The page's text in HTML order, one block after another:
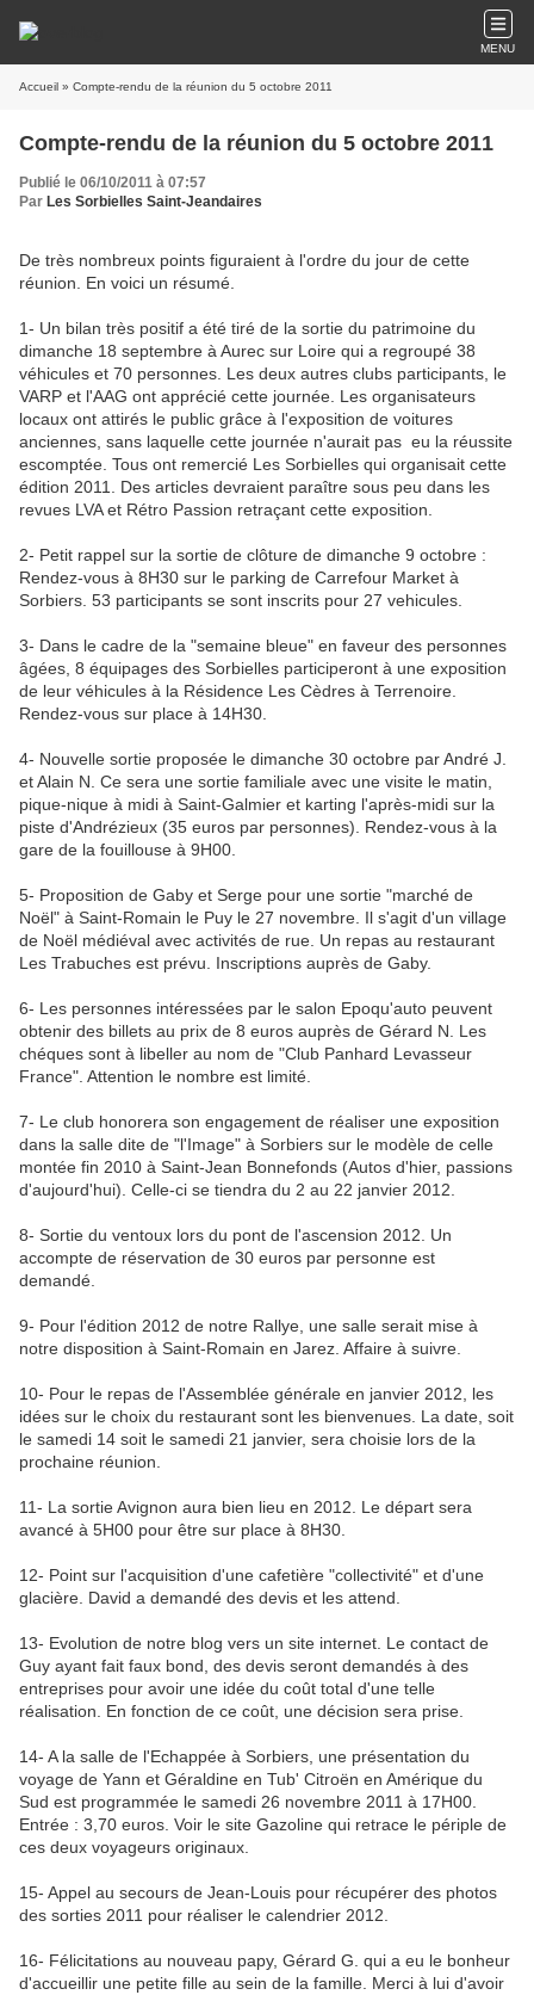
MENU
Accueil » Compte-rendu de la réunion du 5 octobre 2011
Compte-rendu de la réunion du 5 octobre 2011
Publié le 06/10/2011 à 07:57
Par Les Sorbielles Saint-Jeandaires
De très nombreux points figuraient à l'ordre du jour de cette
réunion. En voici un résumé.
1- Un bilan très positif a été tiré de la sortie du patrimoine du
dimanche 18 septembre à Aurec sur Loire qui a regroupé 38
véhicules et 70 personnes. Les deux autres clubs participants, le
VARP et l'AAG ont apprécié cette journée. Les organisateurs
locaux ont attirés le public grâce à l'exposition de voitures
anciennes, sans laquelle cette journée n'aurait pas eu la réussite
escomptée. Tous ont remercié Les Sorbielles qui organisait cette
édition 2011. Des articles devraient paraître sous peu dans les
revues LVA et Rétro Passion retraçant cette exposition.
2- Petit rappel sur la sortie de clôture de dimanche 9 octobre :
Rendez-vous à 8H30 sur le parking de Carrefour Market à
Sorbiers. 53 participants se sont inscrits pour 27 vehicules.
3- Dans le cadre de la "semaine bleue" en faveur des personnes
âgées, 8 équipages des Sorbielles participeront à une exposition
de leur véhicules à la Résidence Les Cèdres à Terrenoire.
Rendez-vous sur place à 14H30.
4- Nouvelle sortie proposée le dimanche 30 octobre par André J.
et Alain N. Ce sera une sortie familiale avec une visite le matin,
pique-nique à midi à Saint-Galmier et karting l'après-midi sur la
piste d'Andrézieux (35 euros par personnes). Rendez-vous à la
gare de la fouillouse à 9H00.
5- Proposition de Gaby et Serge pour une sortie "marché de
Noël" à Saint-Romain le Puy le 27 novembre. Il s'agit d'un village
de Noël médiéval avec activités de rue. Un repas au restaurant
Les Trabuches est prévu. Inscriptions auprès de Gaby.
6- Les personnes intéressées par le salon Epoqu'auto peuvent
obtenir des billets au prix de 8 euros auprès de Gérard N. Les
chéques sont à libeller au nom de "Club Panhard Levasseur
France". Attention le nombre est limité.
7- Le club honorera son engagement de réaliser une exposition
dans la salle dite de "l'Image" à Sorbiers sur le modèle de celle
montée fin 2010 à Saint-Jean Bonnefonds (Autos d'hier, passions
d'aujourd'hui). Celle-ci se tiendra du 2 au 22 janvier 2012.
8- Sortie du ventoux lors du pont de l'ascension 2012. Un
accompte de réservation de 30 euros par personne est
demandé.
9- Pour l'édition 2012 de notre Rallye, une salle serait mise à
notre disposition à Saint-Romain en Jarez. Affaire à suivre.
10- Pour le repas de l'Assemblée générale en janvier 2012, les
idées sur le choix du restaurant sont les bienvenues. La date, soit
le samedi 14 soit le samedi 21 janvier, sera choisie lors de la
prochaine réunion.
11- La sortie Avignon aura bien lieu en 2012. Le départ sera
avancé à 5H00 pour être sur place à 8H30.
12- Point sur l'acquisition d'une cafetière "collectivité" et d'une
glacière. David a demandé des devis et les attend.
13- Evolution de notre blog vers un site internet. Le contact de
Guy ayant fait faux bond, des devis seront demandés à des
entreprises pour avoir une idée du coût total d'une telle
réalisation. En fonction de ce coût, une décision sera prise.
14- A la salle de l'Echappée à Sorbiers, une présentation du
voyage de Yann et Géraldine en Tub' Citroën en Amérique du
Sud est programmée le samedi 26 novembre 2011 à 17H00.
Entrée : 3,70 euros. Voir le site Gazoline qui retrace le périple de
ces deux voyageurs originaux.
15- Appel au secours de Jean-Louis pour récupérer des photos
des sorties 2011 pour réaliser le calendrier 2012.
16- Félicitations au nouveau papy, Gérard G. qui a eu le bonheur
d'accueillir une petite fille au sein de la famille. Merci à lui d'avoir